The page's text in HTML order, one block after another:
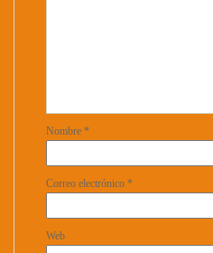
Nombre *
Correo electrónico *
Web